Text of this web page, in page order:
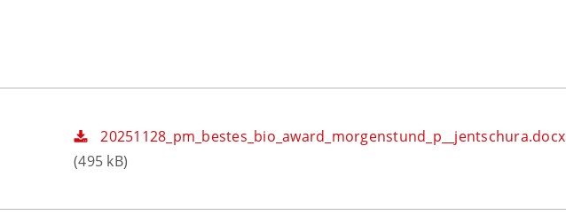
20251128_pm_bestes_bio_award_morgenstund_p__jentschura.docx
(495 kB)